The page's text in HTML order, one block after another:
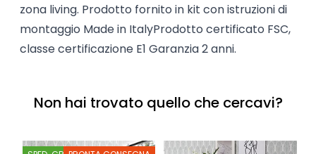
zona living. Prodotto fornito in kit con istruzioni di
montaggio Made in ItalyProdotto certificato FSC,
classe certificazione E1 Garanzia 2 anni.
Non hai trovato quello che cercavi?